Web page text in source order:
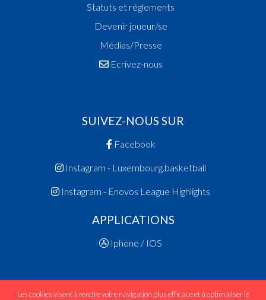
Statuts et réglements
Devenir joueur/se
Médias/Presse
Ecrivez-nous
SUIVEZ-NOUS SUR
Facebook
Instagram - Luxembourg.basketball
Instagram - Enovos League Highlights
APPLICATIONS
Iphone / IOS
Les cookies visent à rendre votre navigation plus efficace et à optimaliser le